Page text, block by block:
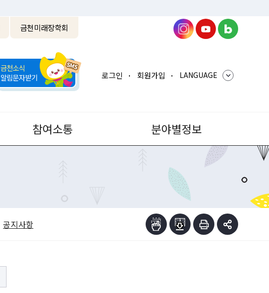
금천미래장학회
금천소식
알림문자받기
로그인 회원가입 LANGUAGE
참여소통 분야별정보
공지사항